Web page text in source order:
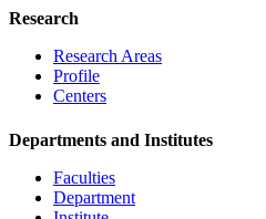
Research
Research Areas
Profile
Centers
Departments and Institutes
Faculties
Department